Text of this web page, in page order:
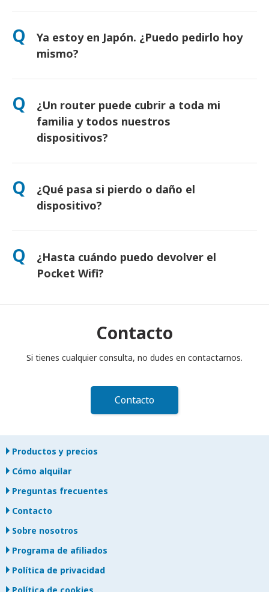
Recógelo en los principales aeropuertos o elige entrega en
sobre de devolución prepagado: solo tienes que depositarlo
en cualquier buzón de Japón. Sin papeleo ni colas.
Q
Ya estoy en Japón. ¿Puedo pedirlo hoy
mismo?
Sí. Hay recogida el mismo día en aeropuertos. Para entregas
contáctanos y te confirmaremos la opción más rápida para tu
zona.
Q
¿Un router puede cubrir a toda mi
familia y todos nuestros
dispositivos?
Sí, puedes conectar hasta 10 dispositivos a la vez (móviles,
incluimos una batería externa gratuita para usarlo todo el día.
Q
¿Qué pasa si pierdo o daño el
dispositivo?
Puede añadir un seguro al finalizar la compra para cubrir
reemplazo. Si algo sucede, contáctenos de inmediato; le
ayudaremos a mantenerse conectado.
Q
¿Hasta cuándo puedo devolver el
Pocket Wifi?
Contacto
Si tienes cualquier consulta, no dudes en contactarnos.
Contacto
Productos y precios
Cómo alquilar
Preguntas frecuentes
Contacto
Sobre nosotros
Programa de afiliados
Política de privacidad